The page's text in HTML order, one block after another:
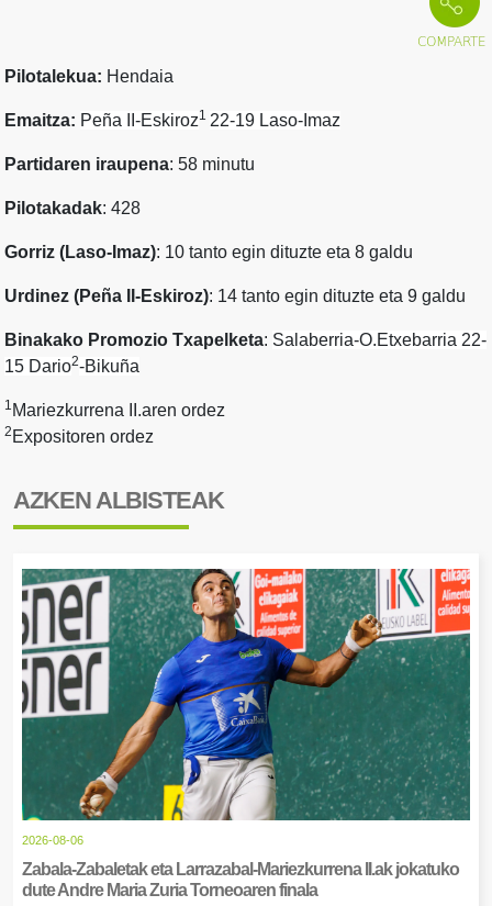
Pilotalekua: Hendaia
Emaitza: Peña II-Eskiroz1 22-19 Laso-Imaz
Partidaren iraupena: 58 minutu
Pilotakadak: 428
Gorriz (Laso-Imaz): 10 tanto egin dituzte eta 8 galdu
Urdinez (Peña II-Eskiroz): 14 tanto egin dituzte eta 9 galdu
Binakako Promozio Txapelketa: Salaberria-O.Etxebarria 22-
15 Dario2-Bikuña
1 Mariezkurrena II.aren ordez
2 Expositoren ordez
AZKEN ALBISTEAK
2026-08-06
Zabala-Zabaletak eta Larrazabal-Mariezkurrena II.ak jokatuko
dute Andre Maria Zuria Torneoaren finala